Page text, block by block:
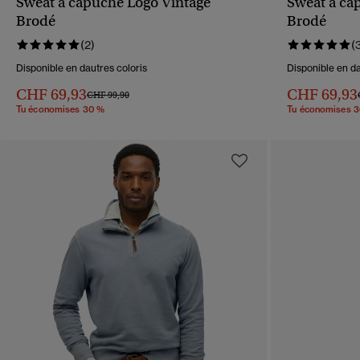
APERÇU RAPIDE
Brodé
(2)
Disponible en dautres coloris
CHF 69,93Prix réduit de
CHF 99,90à
Tu économises 30 %
Brodé
Disponible en
CHF 69,93
Tu économises